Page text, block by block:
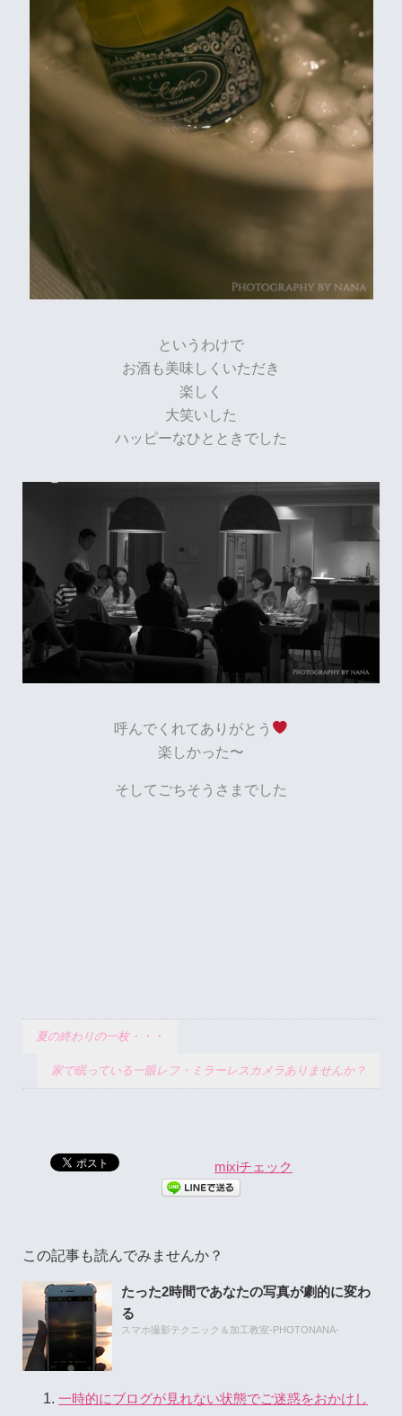
というわけで
お酒も美味しくいただき
楽しく
大笑いした
ハッピーなひとときでした
呼んでくれてありがとう
楽しかった〜
そしてごちそうさまでした
夏の終わりの一枚・・・
家で眠っている一眼レフ・ミラーレスカメラありませんか？
mixiチェック
この記事も読んでみませんか？
たった2時間であなたの写真が劇的に変わ
る
スマホ撮影テクニック＆加工教室-PHOTONANA-
一時的にブログが見れない状態でご迷惑をおかけし